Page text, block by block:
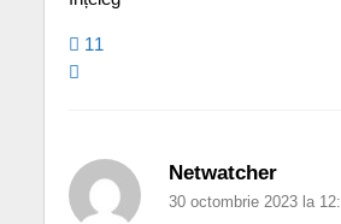
11
Netwatcher
30 octombrie 2023 la